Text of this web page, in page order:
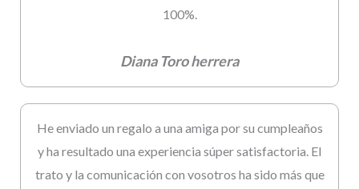
100%.
Diana Toro herrera
He enviado un regalo a una amiga por su cumpleaños
y ha resultado una experiencia súper satisfactoria. El
trato y la comunicación con vosotros ha sido más que